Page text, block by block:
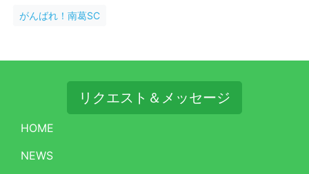
がんばれ！南葛SC
リクエスト＆メッセージ
HOME
NEWS